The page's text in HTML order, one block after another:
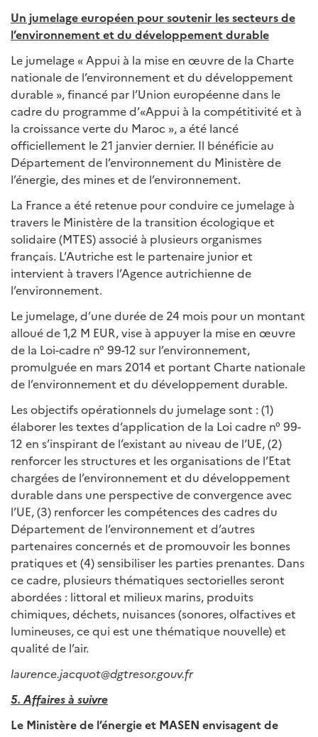
Un jumelage européen pour soutenir les secteurs de
l’environnement et du développement durable
Le jumelage « Appui à la mise en œuvre de la Charte
nationale de l’environnement et du développement
durable », financé par l’Union européenne dans le
cadre du programme d’«Appui à la compétitivité et à
la croissance verte du Maroc », a été lancé
officiellement le 21 janvier dernier. Il bénéficie au
Département de l’environnement du Ministère de
l’énergie, des mines et de l’environnement.
La France a été retenue pour conduire ce jumelage à
travers le Ministère de la transition écologique et
solidaire (MTES) associé à plusieurs organismes
français. L’Autriche est le partenaire junior et
intervient à travers l’Agence autrichienne de
l’environnement.
Le jumelage, d’une durée de 24 mois pour un montant
alloué de 1,2 M EUR, vise à appuyer la mise en œuvre
de la Loi-cadre n° 99-12 sur l’environnement,
promulguée en mars 2014 et portant Charte nationale
de l’environnement et du développement durable.
Les objectifs opérationnels du jumelage sont : (1)
élaborer les textes d’application de la Loi cadre n° 99-
12 en s’inspirant de l’existant au niveau de l’UE, (2)
renforcer les structures et les organisations de l’Etat
chargées de l’environnement et du développement
durable dans une perspective de convergence avec
l’UE, (3) renforcer les compétences des cadres du
Département de l’environnement et d’autres
partenaires concernés et de promouvoir les bonnes
pratiques et (4) sensibiliser les parties prenantes. Dans
ce cadre, plusieurs thématiques sectorielles seront
abordées : littoral et milieux marins, produits
chimiques, déchets, nuisances (sonores, olfactives et
lumineuses, ce qui est une thématique nouvelle) et
qualité de l’air.
laurence.jacquot@dgtresor.gouv.fr
5. Affaires à suivre
Le Ministère de l’énergie et MASEN envisagent de